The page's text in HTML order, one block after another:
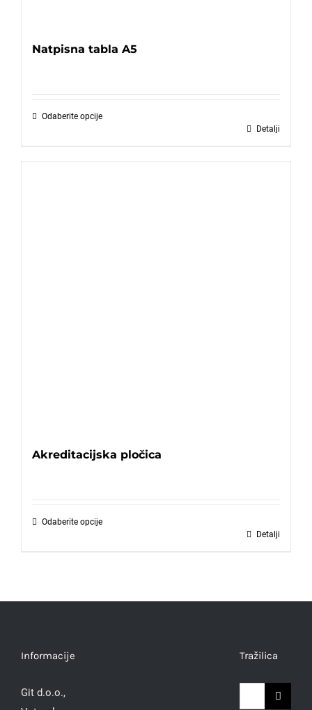
Natpisna tabla A5
Odaberite opcije
Detalji
Akreditacijska pločica
Odaberite opcije
Detalji
Informacije
Git d.o.o.,
Tražilica